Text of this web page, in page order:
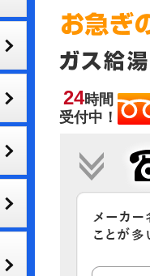
24時間
受付中！